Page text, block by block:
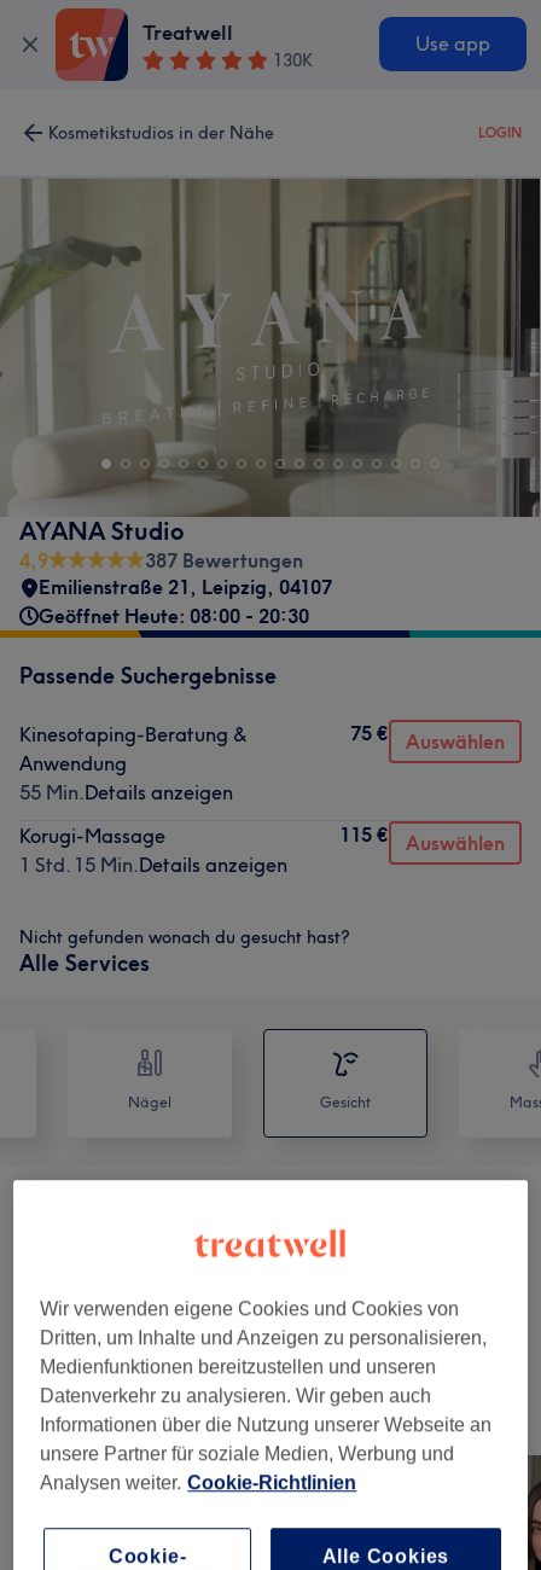
Treatwell
130K
Use app
Kosmetikstudios in der Nähe LOGIN
AYANA Studio
4,9
387 Bewertungen
Emilienstraße 21, Leipzig, 04107
Geöffnet Heute: 08:00 - 20:30
Passende Suchergebnisse
Kinesotaping-Beratung &
Anwendung
55 Min.Details anzeigen
75 € Auswählen
Korugi-Massage
1 Std. 15 Min.Details anzeigen
115 € Auswählen
Nicht gefunden wonach du gesucht hast?
Alle Services
Nägel Gesicht
Wimpernlifting (3) ab 65 €
Unsere Arbeit
Bild anklicken für weitere Details
Wir verwenden eigene Cookies und Cookies von
Dritten, um Inhalte und Anzeigen zu personalisieren,
Medienfunktionen bereitzustellen und unseren
Datenverkehr zu analysieren. Wir geben auch
Informationen über die Nutzung unserer Webseite an
unsere Partner für soziale Medien, Werbung und
Analysen weiter. Cookie-Richtlinien
Cookie-
Alle Cookies